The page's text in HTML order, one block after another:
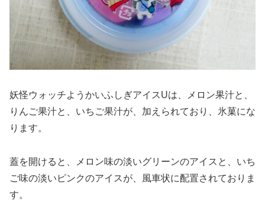
妖怪ウォッチようかいふしぎアイスUは、メロン果汁と、
りんご果汁と、いちご果汁が、加えられており、氷菓にな
ります。
蓋を開けると、メロン味の淡いグリーンのアイスと、いち
ご味の淡いピンクのアイスが、風車状に配置されておりま
す。